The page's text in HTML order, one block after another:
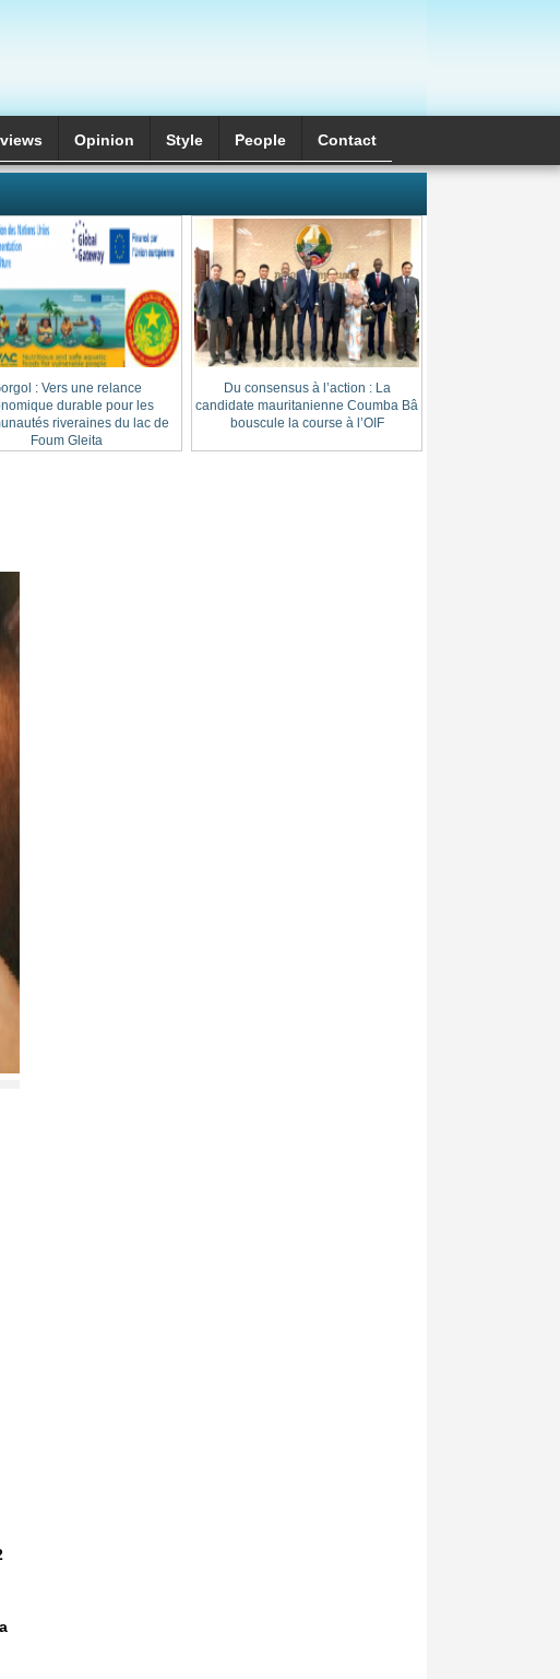
Opinion Style َPeople Contact
Du consensus à l’action : La
candidate mauritanienne Coumba Bâ
bouscule la course à l’OIF
: Vers une relance
durable pour les
riveraines du lac de
Foum Gleita